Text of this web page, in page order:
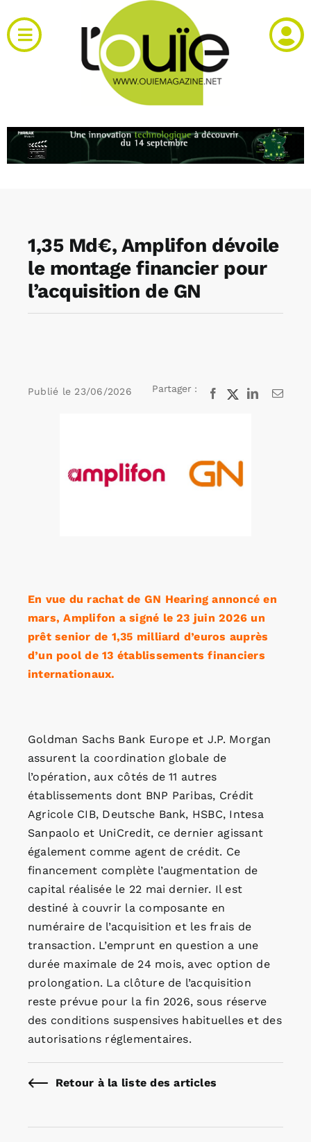
au
contenu
Toggle
Navigation
RH et emploi
Agenda
Kiosque
1,35 Md€, Amplifon dévoile
le montage financier pour
l’acquisition de GN
Publié le 23/06/2026 Partager : Facebook
X LinkedInEmail
En vue du rachat de GN Hearing annoncé en
mars, Amplifon a signé le 23 juin 2026 un
prêt senior de 1,35 milliard d’euros auprès
d’un pool de 13 établissements financiers
internationaux.
Goldman Sachs Bank Europe et J.P. Morgan
assurent la coordination globale de
l’opération, aux côtés de 11 autres
établissements dont BNP Paribas, Crédit
Agricole CIB, Deutsche Bank, HSBC, Intesa
Sanpaolo et UniCredit, ce dernier agissant
également comme agent de crédit. Ce
financement complète l’augmentation de
capital réalisée le 22 mai dernier. Il est
destiné à couvrir la composante en
numéraire de l’acquisition et les frais de
transaction. L’emprunt en question a une
durée maximale de 24 mois, avec option de
prolongation. La clôture de l’acquisition
reste prévue pour la fin 2026, sous réserve
des conditions suspensives habituelles et des
autorisations réglementaires.
Retour à la liste des articles